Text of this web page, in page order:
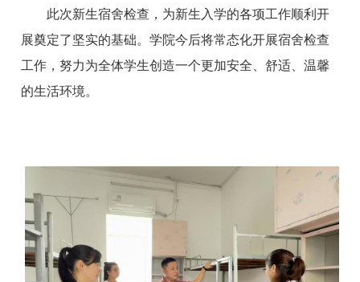
此次新生宿舍检查，为新生入学的各项工作顺利开
展奠定了坚实的基础。学院今后将常态化开展宿舍检查
工作，努力为全体学生创造一个更加安全、舒适、温馨
的生活环境。